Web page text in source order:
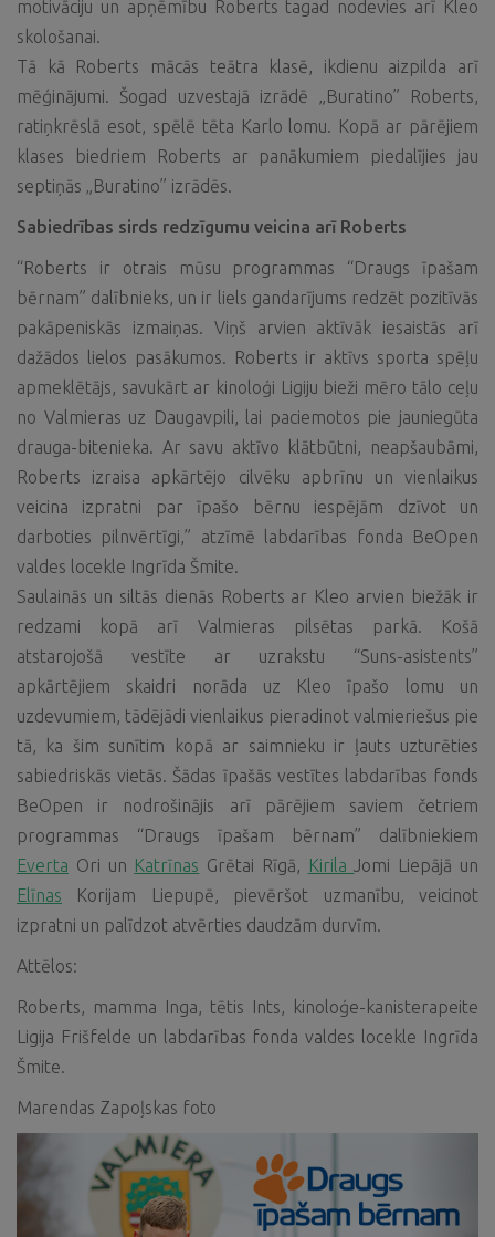
motivāciju un apņēmību Roberts tagad nodevies arī Kleo
skološanai.
Tā kā Roberts mācās teātra klasē, ikdienu aizpilda arī
mēģinājumi. Šogad uzvestajā izrādē „Buratino” Roberts,
ratiņkrēslā esot, spēlē tēta Karlo lomu. Kopā ar pārējiem
klases biedriem Roberts ar panākumiem piedalījies jau
septiņās „Buratino” izrādēs.
Sabiedrības sirds redzīgumu veicina arī Roberts
“Roberts ir otrais mūsu programmas “Draugs īpašam
bērnam” dalībnieks, un ir liels gandarījums redzēt pozitīvās
pakāpeniskās izmaiņas. Viņš arvien aktīvāk iesaistās arī
dažādos lielos pasākumos. Roberts ir aktīvs sporta spēļu
apmeklētājs, savukārt ar kinoloģi Ligiju bieži mēro tālo ceļu
no Valmieras uz Daugavpili, lai paciemotos pie jauniegūta
drauga-bitenieka. Ar savu aktīvo klātbūtni, neapšaubāmi,
Roberts izraisa apkārtējo cilvēku apbrīnu un vienlaikus
veicina izpratni par īpašo bērnu iespējām dzīvot un
darboties pilnvērtīgi,” atzīmē labdarības fonda BeOpen
valdes locekle Ingrīda Šmite.
Saulainās un siltās dienās Roberts ar Kleo arvien biežāk ir
redzami kopā arī Valmieras pilsētas parkā. Košā
atstarojošā vestīte ar uzrakstu “Suns-asistents”
apkārtējiem skaidri norāda uz Kleo īpašo lomu un
uzdevumiem, tādējādi vienlaikus pieradinot valmieriešus pie
tā, ka šim sunītim kopā ar saimnieku ir ļauts uzturēties
sabiedriskās vietās. Šādas īpašās vestītes labdarības fonds
BeOpen ir nodrošinājis arī pārējiem saviem četriem
programmas “Draugs īpašam bērnam” dalībniekiem
Everta Ori un Katrīnas Grētai Rīgā, KirilaJomi Liepājā un
Elīnas Korijam Liepupē, pievēršot uzmanību, veicinot
izpratni un palīdzot atvērties daudzām durvīm.
Attēlos:
Roberts, mamma Inga, tētis Ints, kinoloģe-kanisterapeite
Ligija Frišfelde un labdarības fonda valdes locekle Ingrīda
Šmite.
Marendas Zapoļskas foto